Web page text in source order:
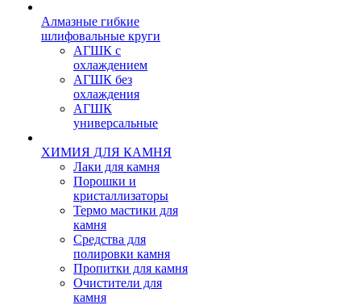
Алмазные гибкие
шлифовальные круги
АГШК с
охлаждением
АГШК без
охлаждения
АГШК
универсальные
ХИМИЯ ДЛЯ КАМНЯ
Лаки для камня
Порошки и
кристаллизаторы
Термо мастики для
камня
Средства для
полировки камня
Пропитки для камня
Очистители для
камня